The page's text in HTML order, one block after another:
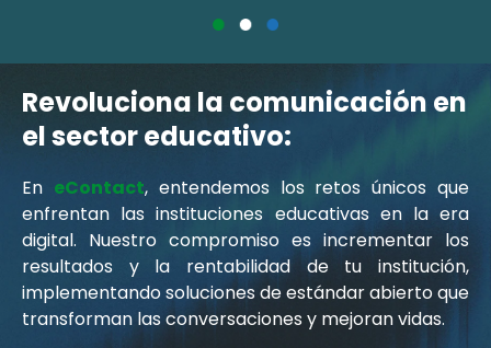
Revoluciona la comunicación en
el sector educativo:
En eContact, entendemos los retos únicos que
enfrentan las instituciones educativas en la era
digital. Nuestro compromiso es incrementar los
resultados y la rentabilidad de tu institución,
implementando soluciones de estándar abierto que
transforman las conversaciones y mejoran vidas.